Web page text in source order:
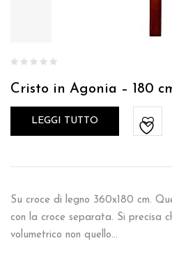
Cristo in Agonia – 180
LEGGI TUTTO
Su croce di legno 360x180 cm.
con la croce separata. Si precisa
volumetrico non quello…